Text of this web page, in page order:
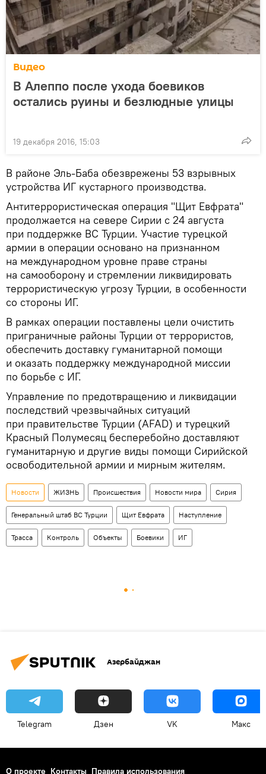
Видео
В Алеппо после ухода боевиков
остались руины и безлюдные улицы
19 декабря 2016, 15:03
В районе Эль-Баба обезврежены 53 взрывных
устройства ИГ кустарного производства.
Антитеррористическая операция "Щит Евфрата"
продолжается на севере Сирии с 24 августа
при поддержке ВС Турции. Участие турецкой
армии в операции основано на признанном
на международном уровне праве страны
на самооборону и стремлении ликвидировать
террористическую угрозу Турции, в особенности
со стороны ИГ.
В рамках операции поставлены цели очистить
приграничные районы Турции от террористов,
обеспечить доставку гуманитарной помощи
и оказать поддержку международной миссии
по борьбе с ИГ.
Управление по предотвращению и ликвидации
последствий чрезвычайных ситуаций
при правительстве Турции (AFAD) и турецкий
Красный Полумесяц бесперебойно доставляют
гуманитарную и другие виды помощи Сирийской
освободительной армии и мирным жителям.
Новости ЖИЗНЬ Происшествия Новости мира Сирия
Генеральный штаб ВС Турции Щит Евфрата Наступление
Трасса Контроль Объекты Боевики ИГ
Азербайджан
Telegram Дзен VK Макс
О проекте Контакты Правила использования